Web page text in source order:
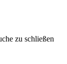
zu schließen